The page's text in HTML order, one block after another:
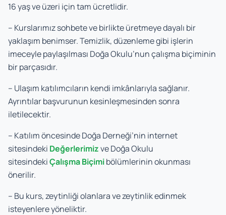
16 yaş ve üzeri için tam ücretlidir.
– Kurslarımız sohbete ve birlikte üretmeye dayalı bir
yaklaşım benimser. Temizlik, düzenleme gibi işlerin
imeceyle paylaşılması Doğa Okulu’nun çalışma biçiminin
bir parçasıdır.
– Ulaşım katılımcıların kendi imkânlarıyla sağlanır.
Ayrıntılar başvurunun kesinleşmesinden sonra
iletilecektir.
– Katılım öncesinde Doğa Derneği’nin internet
sitesindeki Değerlerimizve Doğa Okulu
sitesindekiÇalışma Biçimibölümlerinin okunması
önerilir.
– Bu kurs, zeytinliği olanlara ve zeytinlik edinmek
isteyenlere yöneliktir.